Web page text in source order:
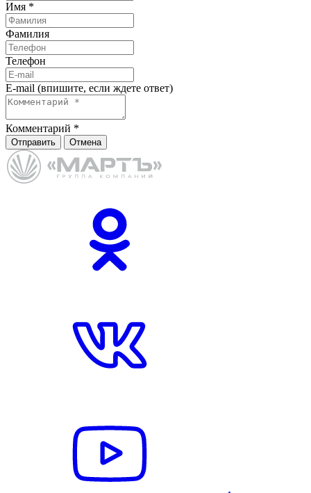
Имя *
Фамилия
Телефон
E-mail (впишите, если ждете ответ)
Комментарий *
Отправить Отмена